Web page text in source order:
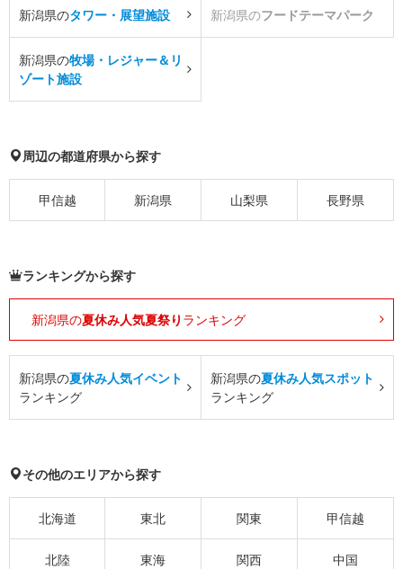
新潟県のタワー・展望施設 新潟県のフードテーマパーク
新潟県の牧場・レジャー＆リ
ゾート施設
周辺の都道府県から探す
甲信越 新潟県 山梨県 長野県
ランキングから探す
新潟県の夏休み人気夏祭り ランキング
新潟県の夏休み人気イベント
ランキング
新潟県の夏休み人気スポット
ランキング
その他のエリアから探す
北海道 東北 関東 甲信越
北陸 東海 関西 中国